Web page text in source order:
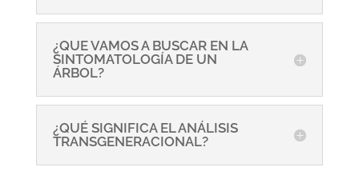
¿QUE VAMOS A BUSCAR EN LA
SINTOMATOLOGÍA DE UN
ÁRBOL?
¿QUÉ SIGNIFICA EL ANÁLISIS
TRANSGENERACIONAL?